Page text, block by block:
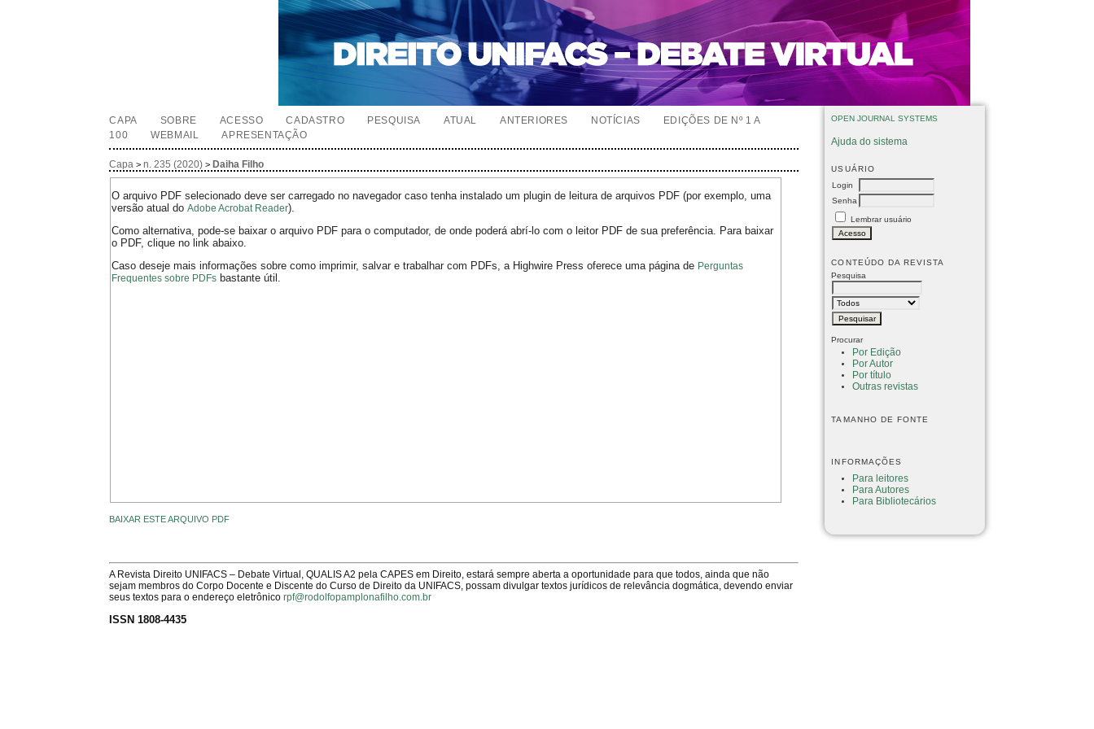
OPEN JOURNAL SYSTEMS
Ajuda do sistema
USUÁRIO
Login
Senha
Lembrar usuário
CONTEÚDO DA REVISTA
Pesquisa
Procurar
Por Edição
Por Autor
Por título
Outras revistas
TAMANHO DE FONTE
INFORMAÇÕES
Para leitores
Para Autores
Para Bibliotecários
CAPA SOBRE ACESSO CADASTRO PESQUISA ATUAL ANTERIORES NOTÍCIAS
EDIÇÕES DE Nº 1 A
100
WEBMAIL APRESENTAÇÃO
Capa >n. 235 (2020) > Daiha Filho
O arquivo PDF selecionado deve ser carregado no navegador caso tenha instalado um plugin de leitura de arquivos PDF (por exemplo, uma
versão atual doAdobe Acrobat Reader).
Como alternativa, pode-se baixar o arquivo PDF para o computador, de onde poderá abrí-lo com o leitor PDF de sua preferência. Para baixar
o PDF, clique no link abaixo.
Caso deseje mais informações sobre como imprimir, salvar e trabalhar com PDFs, a Highwire Press oferece uma página de Perguntas
Frequentes sobre PDFs bastante útil.
BAIXAR ESTE ARQUIVO PDF
A Revista Direito UNIFACS – Debate Virtual, QUALIS A2 pela CAPES em Direito, estará sempre aberta a oportunidade para que todos, ainda que não
sejam membros do Corpo Docente e Discente do Curso de Direito da UNIFACS, possam divulgar textos jurídicos de relevância dogmática, devendo enviar
seus textos para o endereço eletrônicorpf@rodolfopamplonafilho.com.br
ISSN 1808-4435